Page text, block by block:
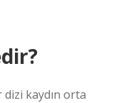
kaydın orta